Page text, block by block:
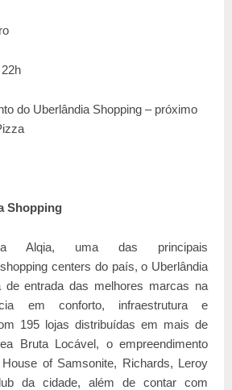
do Uberlândia Shopping – próximo
Shopping
Alqia, uma das principais
centers do país, o Uberlândia
de entrada das melhores marcas na
em conforto, infraestrutura e
195 lojas distribuídas em mais de
Bruta Locável, o empreendimento
of Samsonite, Richards, Leroy
da cidade, além de contar com